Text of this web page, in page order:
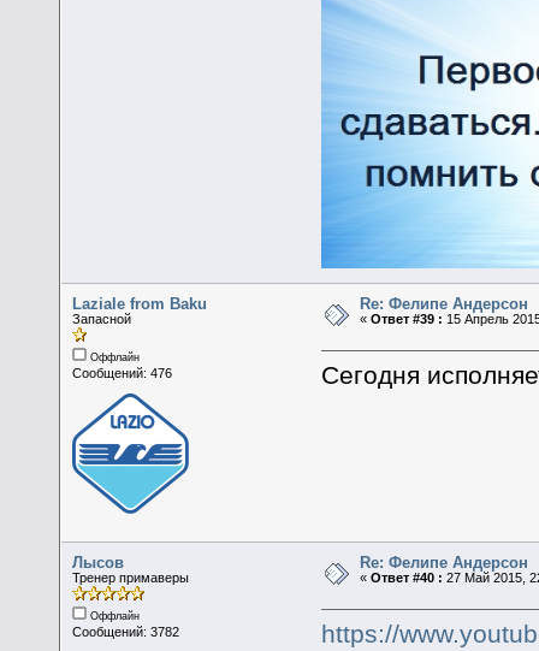
Laziale from Baku
Запасной
Оффлайн
Сообщений: 476
Re: Фелипе Андерсон
«Ответ #39 : 15 Апрель
Сегодня
Лысов
Тренер примаверы
Оффлайн
Сообщений: 3782
Re: Фелипе Андерсон
«Ответ #40 : 27 Май 2015,
https://